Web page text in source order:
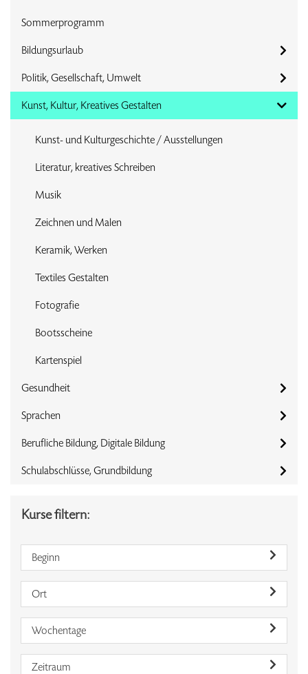
Sommerprogramm
Bildungsurlaub
Politik, Gesellschaft, Umwelt
Kunst, Kultur, Kreatives Gestalten
Kunst- und Kulturgeschichte / Ausstellungen
Literatur, kreatives Schreiben
Musik
Zeichnen und Malen
Keramik, Werken
Textiles Gestalten
Fotografie
Bootsscheine
Kartenspiel
Gesundheit
Sprachen
Berufliche Bildung, Digitale Bildung
Schulabschlüsse, Grundbildung
Kurse filtern:
Beginn
Ort
Wochentage
Zeitraum